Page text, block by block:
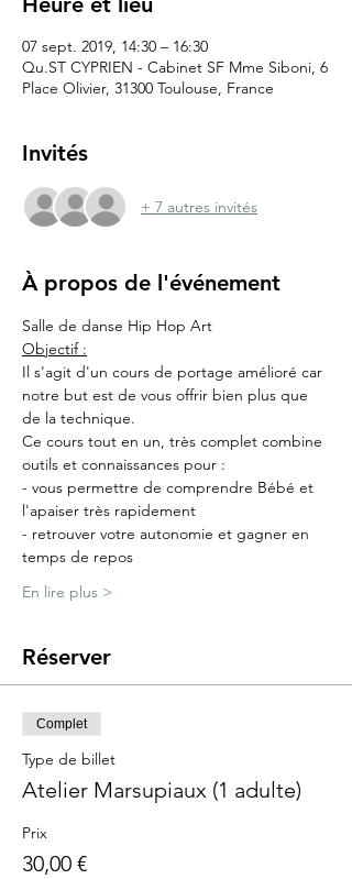
07 sept. 2019, 14:30 – 16:30
Qu.ST CYPRIEN - Cabinet SF Mme Siboni, 6
Place Olivier, 31300 Toulouse, France
Invités
+ 7 autres invités
À propos de l'événement
Salle de danse Hip Hop Art
Objectif :
Il s'agit d'un cours de portage amélioré car
notre but est de vous offrir bien plus que
de la technique.
Ce cours tout en un, très complet combine
outils et connaissances pour :
- vous permettre de comprendre Bébé et
l'apaiser très rapidement
- retrouver votre autonomie et gagner en
temps de repos
En lire plus >
Réserver
Complet
Type de billet
Atelier Marsupiaux (1 adulte)
Prix
30,00 €